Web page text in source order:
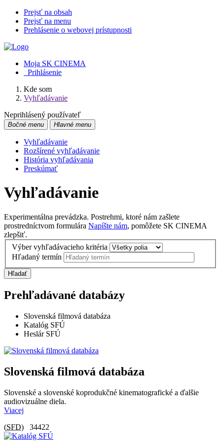
Prejsť na obsah
Prejsť na menu
Prehlásenie o webovej prístupnosti
Moja SK CINEMA
Prihlásenie
Kde som
Vyhľadávanie
Neprihlásený používateľ
Bočné menu Hlavné menu
Vyhľadávanie
Rozšírené vyhľadávanie
História vyhľadávania
Preskúmať
Vyhľadávanie
Experimentálna prevádzka. Postrehmi, ktoré nám zašlete
prostredníctvom formulára Napíšte nám, pomôžete SK CINEMA
zlepšiť.
Výber vyhľadávacieho kritéria
Hľadaný termín
Hľadať
Prehľadávané databázy
Slovenská filmová databáza
Katalóg SFÚ
Heslár SFÚ
Slovenská filmová databáza
Slovenské a slovenské koprodukčné kinematografické a ďalšie
audiovizuálne diela.
Viacej
(SFD) 34422